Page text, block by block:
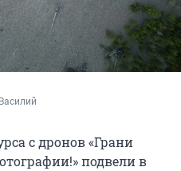
с дронов «Грани
подвели в